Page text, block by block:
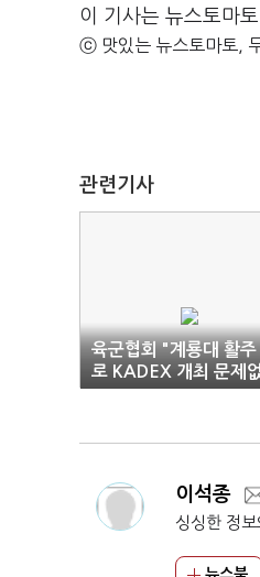
이 기사는 뉴스토마
ⓒ 맛있는 뉴스토마토,
관련기사
육군협회 "계룡대 활주
로 KADEX 개최 문제없
어…전시공간 철거 시
이석종
싱싱한 정
뉴스북